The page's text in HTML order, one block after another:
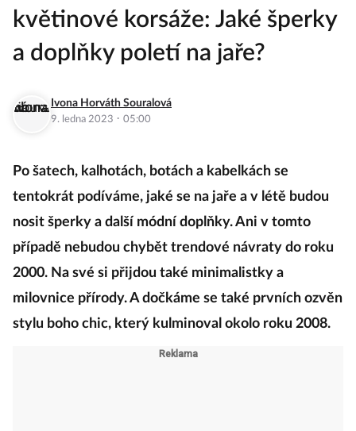
květinové korsáže: Jaké šperky
a doplňky poletí na jaře?
Ivona Horváth Souralová
9. ledna 2023 · 05:00
Po šatech, kalhotách, botách a kabelkách se
tentokrát podíváme, jaké se na jaře a v létě budou
nosit šperky a další módní doplňky. Ani v tomto
případě nebudou chybět trendové návraty do roku
2000. Na své si přijdou také minimalistky a
milovnice přírody. A dočkáme se také prvních ozvěn
stylu boho chic, který kulminoval okolo roku 2008.